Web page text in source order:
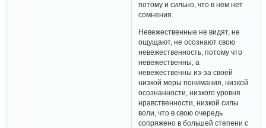
потому и сильно, что в нём нет
сомнения.
Невежественные не видят, не
ощущают, не осознают свою
невежественность, потому что
невежественны, а
невежественны из-за своей
низкой меры понимания, низкой
осознанности, низкого уровня
нравственности, низкой силы
воли, что в свою очередь
сопряжено в большей степени с